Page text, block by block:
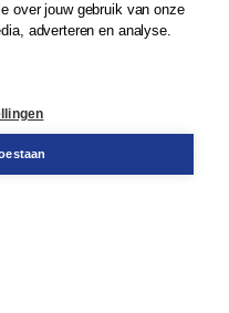
over jouw gebruik van onze
adverteren en analyse.